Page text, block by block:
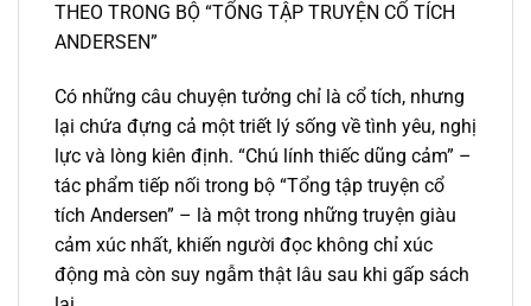
THEO TRONG BỘ “TỔNG TẬP TRUYỆN CỔ TÍCH
ANDERSEN”
Có những câu chuyện tưởng chỉ là cổ tích, nhưng
lại chứa đựng cả một triết lý sống về tình yêu, nghị
lực và lòng kiên định. “Chú lính thiếc dũng cảm” –
tác phẩm tiếp nối trong bộ “Tổng tập truyện cổ
tích Andersen” – là một trong những truyện giàu
cảm xúc nhất, khiến người đọc không chỉ xúc
động mà còn suy ngẫm thật lâu sau khi gấp sách